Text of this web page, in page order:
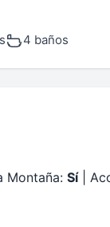
4 baños
Montaña: Sí|